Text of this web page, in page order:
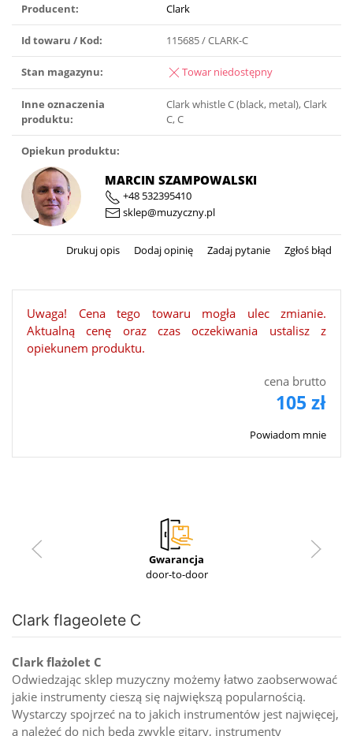
Producent: Clark
Id towaru / Kod: 115685 / CLARK-C
Stan magazynu: Towar niedostępny
Inne oznaczenia
produktu:
Clark whistle C (black, metal), Clark
C, C
Opiekun produktu:
MARCIN SZAMPOWALSKI
+48 532395410
sklep@muzyczny.pl
Drukuj opis Dodaj opinię Zadaj pytanie Zgłoś błąd
Uwaga! Cena tego towaru mogła ulec zmianie.
Aktualną cenę oraz czas oczekiwania ustalisz z
opiekunem produktu.
cena brutto
105 zł
Powiadom mnie
Gwarancja
door-to-door
Clark flageolete C
Clark flażolet C
Odwiedzając sklep muzyczny możemy łatwo zaobserwować
jakie instrumenty cieszą się największą popularnością.
Wystarczy spojrzeć na to jakich instrumentów jest najwięcej,
a należeć do nich będą zwykle gitary, instrumenty